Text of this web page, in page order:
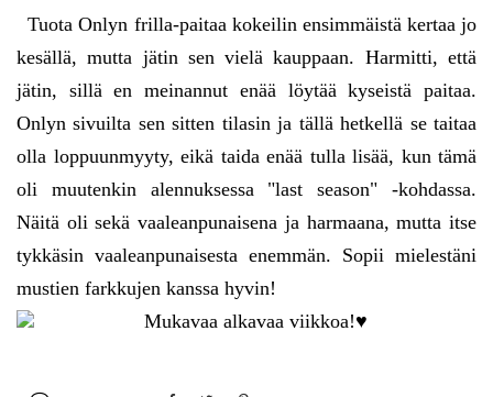
Tuota Onlyn frilla-paitaa kokeilin ensimmäistä kertaa jo
kesällä, mutta jätin sen vielä kauppaan. Harmitti, että
jätin, sillä en meinannut enää löytää kyseistä paitaa.
Onlyn sivuilta sen sitten tilasin ja tällä hetkellä se taitaa
olla loppuunmyyty, eikä taida enää tulla lisää, kun tämä
oli muutenkin alennuksessa "last season" -kohdassa.
Näitä oli sekä vaaleanpunaisena ja harmaana, mutta itse
tykkäsin vaaleanpunaisesta enemmän. Sopii mielestäni
mustien farkkujen kanssa hyvin!
Mukavaa alkavaa viikkoa!♥